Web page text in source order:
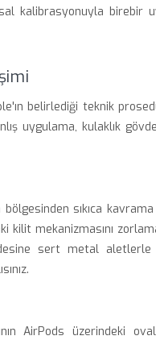
kalibrasyonuyla birebir
belirlediği teknik
uygulama, kulaklık
sıkıca kavrama
kilit mekanizmasını
sert metal
AirPods üzerindeki